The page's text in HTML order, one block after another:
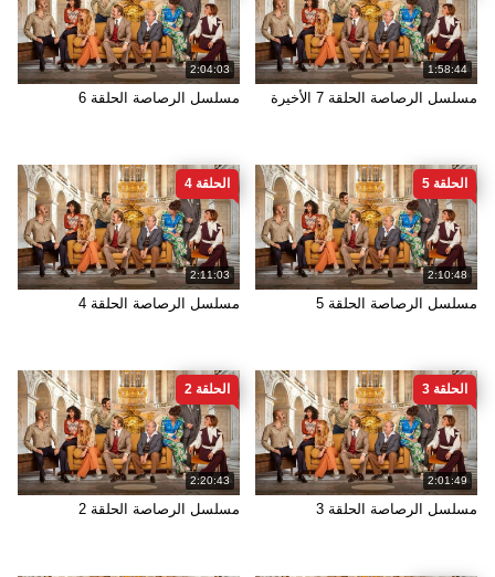
1:58:44
مسلسل الرصاصة الحلقة 7 الأخيرة
2:04:03
مسلسل الرصاصة الحلقة 6
2:10:48
الحلقة 5
مسلسل الرصاصة الحلقة 5
2:11:03
الحلقة 4
مسلسل الرصاصة الحلقة 4
2:01:49
الحلقة 3
مسلسل الرصاصة الحلقة 3
2:20:43
الحلقة 2
مسلسل الرصاصة الحلقة 2